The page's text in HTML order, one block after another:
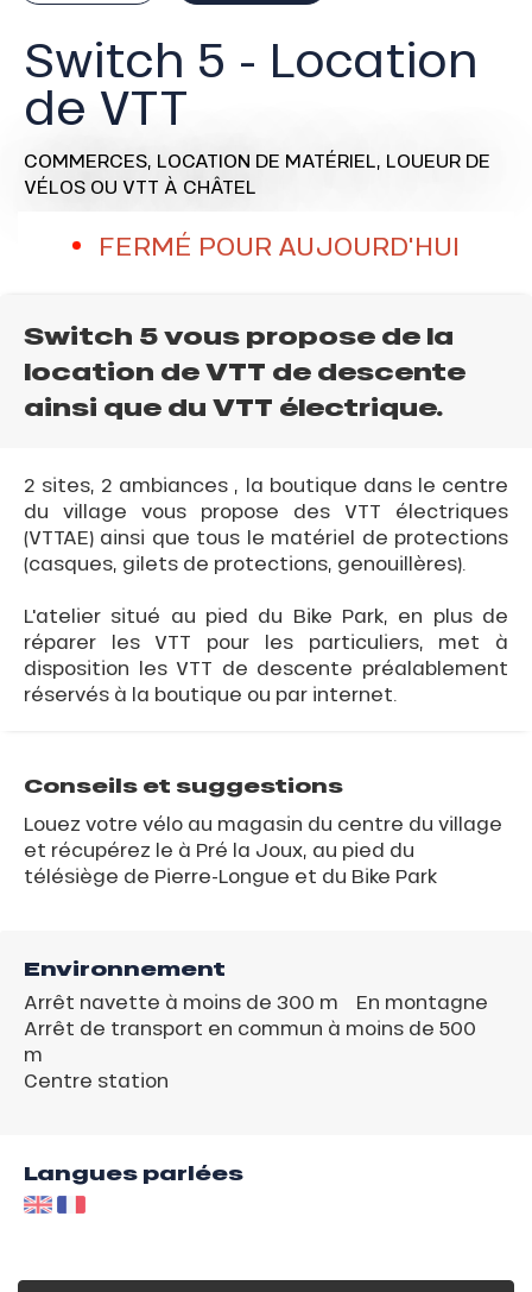
Switch 5 - Location
de VTT
COMMERCES, LOCATION DE MATÉRIEL, LOUEUR DE
VÉLOS OU VTT À CHÂTEL
FERMÉ POUR AUJOURD'HUI
Switch 5 vous propose de la
location de VTT de descente
ainsi que du VTT électrique.
2 sites, 2 ambiances , la boutique dans le centre
du village vous propose des VTT électriques
(VTTAE) ainsi que tous le matériel de protections
(casques, gilets de protections, genouillères).
L'atelier situé au pied du Bike Park, en plus de
réparer les VTT pour les particuliers, met à
disposition les VTT de descente préalablement
réservés à la boutique ou par internet.
Conseils et suggestions
Louez votre vélo au magasin du centre du village
et récupérez le à Pré la Joux, au pied du
télésiège de Pierre-Longue et du Bike Park
Environnement
Arrêt navette à moins de 300 m
En montagne
Arrêt de transport en commun à moins de 500
m
Centre station
Langues parlées